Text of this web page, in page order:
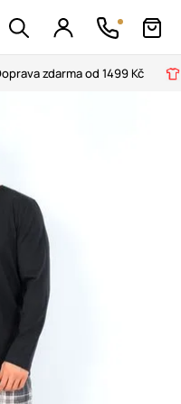
zdarma od 1499 Kč